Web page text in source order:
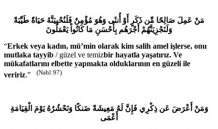
مَنْ عَمِلَ صَالِحًا مِّن ذَكَرٍ أَوْ أُنثَى وَهُوَ مُؤْمِنٌ فَلَنُحْيِيَنَّهُ حَيَاةً طَيِّبَةً
وَلَنَجْزِيَنَّهُمْ أَجْرَهُم بِأَحْسَنِ مَا كَانُواْ يَعْمَلُونَ
“Erkek veya kadın, mü’min olarak kim salih amel işlerse, onu
mutlaka tayyib / güzel ve temizbir hayatla yaşatırız. Ve
mükafatlarını elbette yapmakta olduklarının en güzeli ile
veririz.” (Nahl:97)
وَمَنْ أَعْرَضَ عَن ذِكْرِي فَإِنَّ لَهُ مَعِيشَةً ضَنكًا وَنَحْشُرُهُ يَوْمَ الْقِيَامَةِ
أَعْمَى